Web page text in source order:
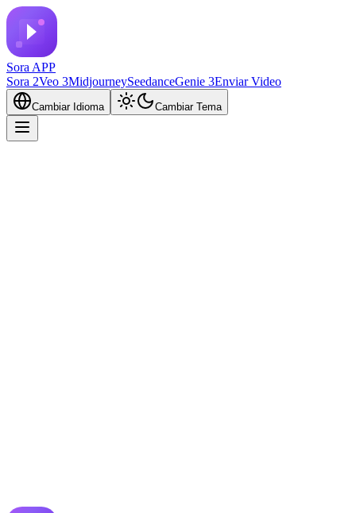
Sora APP
Sora 2Veo 3MidjourneySeedanceGenie 3Enviar Video
Cambiar Idioma Cambiar Tema
3d partial plan, photorealistic riverside railroad and